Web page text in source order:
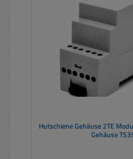
Hutschiene Gehäuse 2TE
Gehäuse